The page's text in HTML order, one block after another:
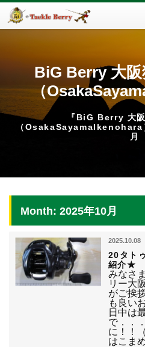
BiG Berry 大
（
『BiG Berry 大
（
月
Month: 2025年10月
2025.10.08
20タト
紹介★
みなさ
リー大
がご挨
も良い
日中は
で．．
に！！
はこま